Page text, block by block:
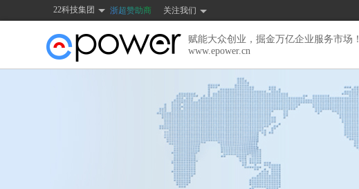
22科技集团 浙超赞助商 关注我们
赋能大众创业，掘金万亿企业服务市场！
www.epower.cn